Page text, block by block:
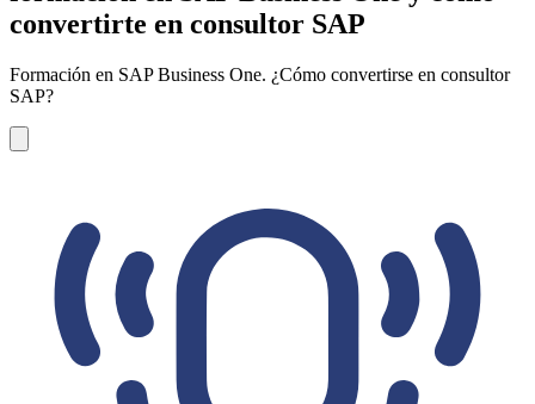
convertirte en consultor SAP
Formación en SAP Business One. ¿Cómo convertirse en consultor
SAP?